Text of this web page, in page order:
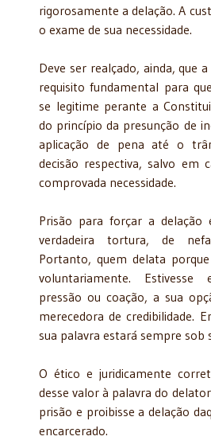
rigorosamente a delação. A
o exame de sua necessidade.
Deve ser realçado, ainda, que
requisito fundamental para
se legitime perante a
do princípio da presunção de
aplicação de pena até o
decisão respectiva, salvo em
comprovada necessidade.
Prisão para forçar a delação
verdadeira tortura, de
Portanto, quem delata
voluntariamente.
pressão ou coação, a sua
merecedora de credibilidade.
sua palavra estará sempre sob
O ético e juridicamente
desse valor à palavra do
prisão e proibisse a delação
encarcerado.